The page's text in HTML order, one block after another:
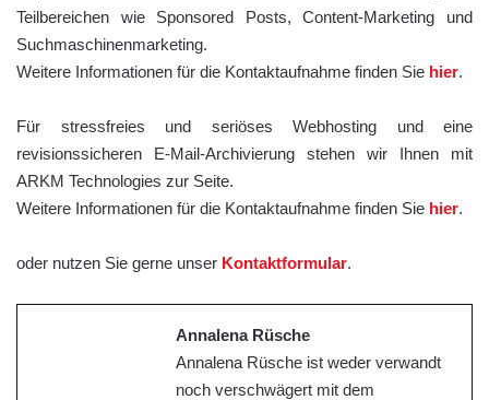
Teilbereichen wie Sponsored Posts, Content-Marketing und
Suchmaschinenmarketing.
Weitere Informationen für die Kontaktaufnahme finden Sie hier.
Für stressfreies und seriöses Webhosting und eine
revisionssicheren E-Mail-Archivierung stehen wir Ihnen mit
ARKM Technologies zur Seite.
Weitere Informationen für die Kontaktaufnahme finden Sie hier.
oder nutzen Sie gerne unser Kontaktformular.
Annalena Rüsche
Annalena Rüsche ist weder verwandt
noch verschwägert mit dem